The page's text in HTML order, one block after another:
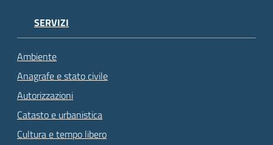
SERVIZI
Ambiente
Anagrafe e stato civile
Autorizzazioni
Catasto e urbanistica
Cultura e tempo libero